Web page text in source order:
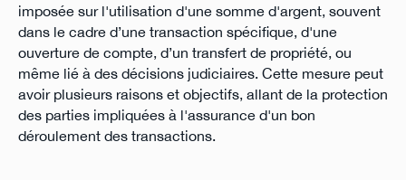
imposée sur l'utilisation d'une somme d'argent, souvent
dans le cadre d’une transaction spécifique, d'une
ouverture de compte, d’un transfert de propriété, ou
même lié à des décisions judiciaires. Cette mesure peut
avoir plusieurs raisons et objectifs, allant de la protection
des parties impliquées à l'assurance d'un bon
déroulement des transactions.